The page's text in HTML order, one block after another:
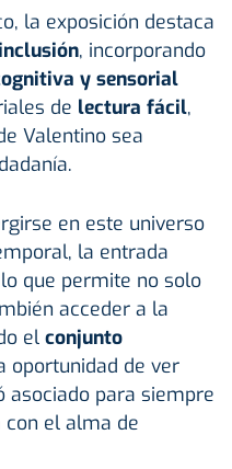
la exposición destaca
, incorporando
y sensorial
de lectura fácil,
Valentino sea
en este universo
la entrada
que permite no solo
acceder a la
el conjunto
oportunidad de ver
asociado para siempre
con el alma de